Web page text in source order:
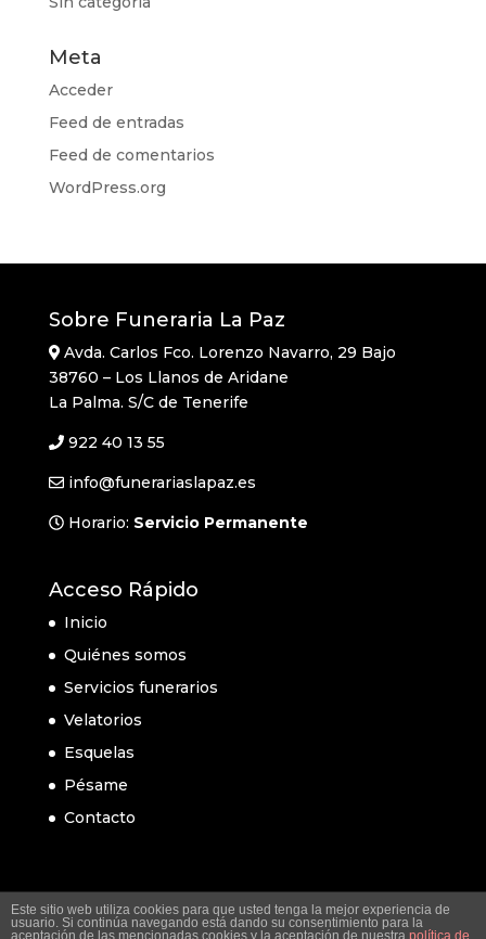
Meta
Acceder
Feed de entradas
Feed de comentarios
WordPress.org
Sobre Funeraria La Paz
Avda. Carlos Fco. Lorenzo Navarro, 29 Bajo
38760 – Los Llanos de Aridane
La Palma. S/C de Tenerife
922 40 13 55
info@funerariaslapaz.es
Horario: Servicio Permanente
Acceso Rápido
Inicio
Quiénes somos
Servicios funerarios
Velatorios
Esquelas
Pésame
Contacto
Este sitio web utiliza cookies para que usted tenga la mejor experiencia de
usuario. Si continúa navegando está dando su consentimiento para la
aceptación de las mencionadas cookies y la aceptación de nuestra política de